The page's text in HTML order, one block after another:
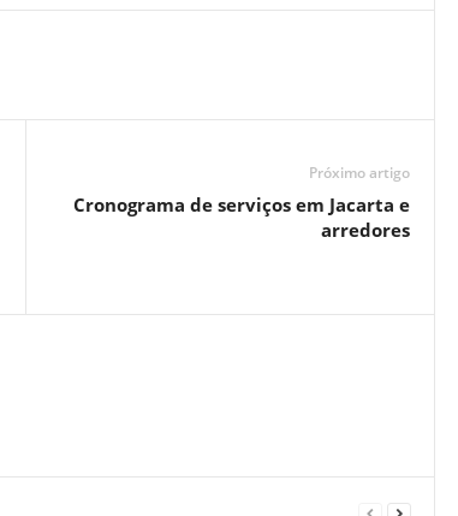
Próximo artigo
Cronograma de serviços em Jacarta e
arredores